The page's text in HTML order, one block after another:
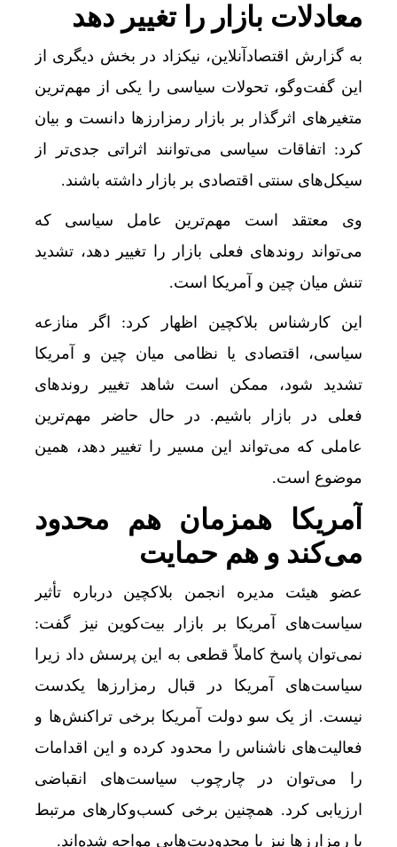
معادلات بازار را تغییر دهد
به گزارش اقتصادآنلاین، نیکزاد در بخش دیگری از
این گفت‌وگو، تحولات سیاسی را یکی از مهم‌ترین
متغیرهای اثرگذار بر بازار رمزارزها دانست و بیان
کرد: اتفاقات سیاسی می‌توانند اثراتی جدی‌تر از
سیکل‌های سنتی اقتصادی بر بازار داشته باشند.
وی معتقد است مهم‌ترین عامل سیاسی که
می‌تواند روندهای فعلی بازار را تغییر دهد، تشدید
تنش میان چین و آمریکا است.
این کارشناس بلاکچین اظهار کرد: اگر منازعه
سیاسی، اقتصادی یا نظامی میان چین و آمریکا
تشدید شود، ممکن است شاهد تغییر روندهای
فعلی در بازار باشیم. در حال حاضر مهم‌ترین
عاملی که می‌تواند این مسیر را تغییر دهد، همین
موضوع است.
آمریکا همزمان هم محدود
می‌کند و هم حمایت
عضو هیئت مدیره انجمن بلاکچین درباره تأثیر
سیاست‌های آمریکا بر بازار بیت‌کوین نیز گفت:
نمی‌توان پاسخ کاملاً قطعی به این پرسش داد زیرا
سیاست‌های آمریکا در قبال رمزارزها یکدست
نیست. از یک سو دولت آمریکا برخی تراکنش‌ها و
فعالیت‌های ناشناس را محدود کرده و این اقدامات
را می‌توان در چارچوب سیاست‌های انقباضی
ارزیابی کرد. همچنین برخی کسب‌وکارهای مرتبط
با رمزارزها نیز با محدودیت‌هایی مواجه شده‌اند.